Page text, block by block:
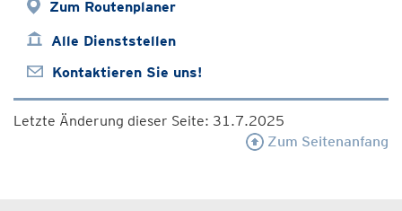
Zum Routenplaner
Alle Dienststellen
Kontaktieren Sie uns!
Letzte Änderung dieser Seite: 31.7.2025
Zum Seitenanfang